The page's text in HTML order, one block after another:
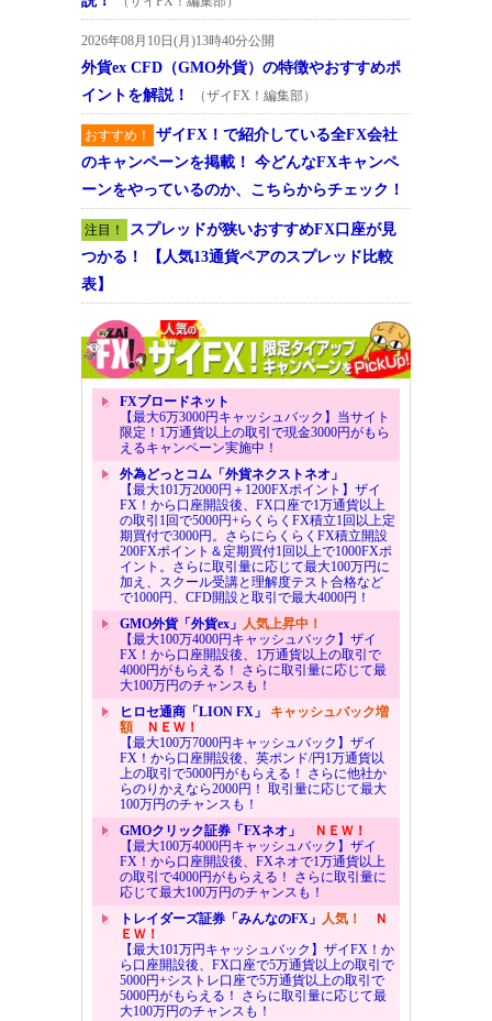
2026年08月10日(月)13時40分公開
外貨ex CFD（GMO外貨）の特徴やおすすめポ
イントを解説！
（ザイFX！編集部）
おすすめ！
ザイFX！で紹介している全FX会社
のキャンペーンを掲載！ 今どんなFXキャンペ
ーンをやっているのか、こちらからチェック！
注目！
スプレッドが狭いおすすめFX口座が見
つかる！ 【人気13通貨ペアのスプレッド比較
表】
FXブロードネット
【最大6万3000円キャッシュバック】当サイト
限定！1万通貨以上の取引で現金3000円がもら
えるキャンペーン実施中！
外為どっとコム「外貨ネクストネオ」
【最大101万2000円＋1200FXポイント】ザイ
FX！から口座開設後、FX口座で1万通貨以上
の取引1回で5000円+らくらくFX積立1回以上定
期買付で3000円。さらにらくらくFX積立開設
200FXポイント＆定期買付1回以上で1000FXポ
イント。さらに取引量に応じて最大100万円に
加え、スクール受講と理解度テスト合格など
で1000円、CFD開設と取引で最大4000円！
GMO外貨「外貨ex」 人気上昇中！
【最大100万4000円キャッシュバック】ザイ
FX！から口座開設後、1万通貨以上の取引で
4000円がもらえる！ さらに取引量に応じて最
大100万円のチャンスも！
ヒロセ通商「LION FX」 キャッシュバック増
額ＮＥＷ！
【最大100万7000円キャッシュバック】ザイ
FX！から口座開設後、英ポンド/円1万通貨以
上の取引で5000円がもらえる！ さらに他社か
らのりかえなら2000円！ 取引量に応じて最大
100万円のチャンスも！
GMOクリック証券「FXネオ」
ＮＥＷ！
【最大100万4000円キャッシュバック】ザイ
FX！から口座開設後、FXネオで1万通貨以上
の取引で4000円がもらえる！ さらに取引量に
応じて最大100万円のチャンスも！
トレイダーズ証券「みんなのFX」 人気！
Ｎ
ＥＷ！
【最大101万円キャッシュバック】ザイFX！か
ら口座開設後、FX口座で5万通貨以上の取引で
5000円+シストレ口座で5万通貨以上の取引で
5000円がもらえる！ さらに取引量に応じて最
大100万円のチャンスも！